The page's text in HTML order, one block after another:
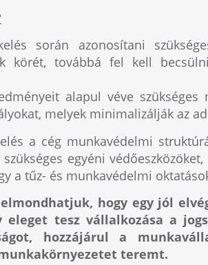
során azonosítani
körét, továbbá fel kell
alapul véve szükséges
melyek minimalizálják az
a cég munkavédelmi
egyéni
a tűz- és munkavédelmi
elmondhatjuk, hogy egy jól
eleget tesz vállalkozása a
hozzájárul a
teremt.